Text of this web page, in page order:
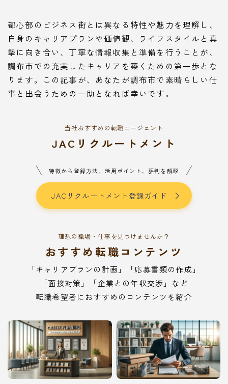
都心部のビジネス街とは異なる特性や魅力を理解し、
自身のキャリアプランや価値観、ライフスタイルと真
摯に向き合い、丁寧な情報収集と準備を行うことが、
調布市での充実したキャリアを築くための第一歩とな
ります。この記事が、あなたが調布市で素晴らしい仕
事と出会うための一助となれば幸いです。
当社おすすめの転職エージェント
JACリクルートメント
特徴から登録方法、活用ポイント、評判を解説
JACリクルートメント登録ガイド
理想の職場・仕事を見つけませんか？
おすすめ転職コンテンツ
「キャリアプランの計画」「応募書類の作成」
「面接対策」「企業との年収交渉」など
転職希望者におすすめのコンテンツを紹介